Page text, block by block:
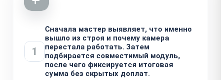
1
Сначала мастер выявляет, что именно
вышло из строя и почему камера
перестала работать. Затем
подбирается совместимый модуль,
после чего фиксируется итоговая
сумма без скрытых доплат.